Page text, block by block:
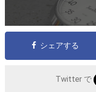
シェアする
Twitter で